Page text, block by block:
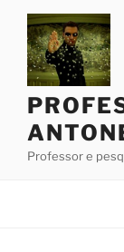
Pular
conteúdo
Professor e